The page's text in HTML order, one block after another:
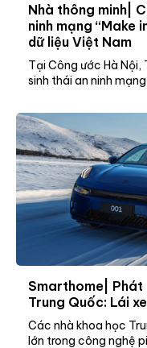
Nhà thông minh|
ninh mạng “Make
dữ liệu Việt Nam
Tại Công ước Hà
sinh thái an ninh
Smarthome| Phát
Trung Quốc: Lái
Các nhà khoa học
lớn trong công nghệ